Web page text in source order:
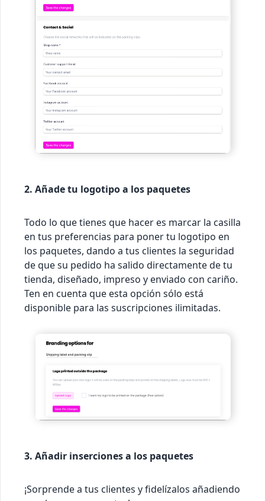
2. Añade tu logotipo a los paquetes
Todo lo que tienes que hacer es marcar la casilla
en tus preferencias para poner tu logotipo en
los paquetes, dando a tus clientes la seguridad
de que su pedido ha salido directamente de tu
tienda, diseñado, impreso y enviado con cariño.
Ten en cuenta que esta opción sólo está
disponible para las suscripciones ilimitadas.
3. Añadir inserciones a los paquetes
¡Sorprende a tus clientes y fidelízalos añadiendo